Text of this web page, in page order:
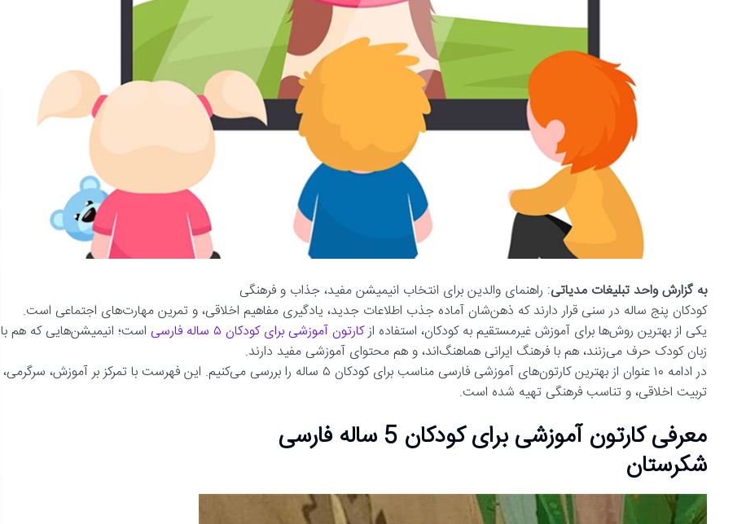
به گزارش واحد تبلیغات مدیاتی: راهنمای والدین برای انتخاب انیمیشن مفید، جذاب و فرهنگی
کودکان پنج ساله در سنی قرار دارند که ذهن‌شان آماده جذب اطلاعات جدید، یادگیری مفاهیم اخلاقی، و تمرین مهارت‌های اجتماعی است.
یکی از بهترین روش‌ها برای آموزش غیرمستقیم به کودکان، استفاده ازکارتون آموزشی برای کودکان ۵ ساله فارسی
است؛ انیمیشن‌هایی که هم با
زبان کودک حرف می‌زنند، هم با فرهنگ ایرانی هماهنگ‌اند، و هم محتوای آموزشی مفید دارند.
در ادامه ۱۰ عنوان از بهترین کارتون‌های آموزشی فارسی مناسب برای کودکان ۵ ساله را بررسی می‌کنیم. این فهرست با تمرکز بر آموزش، سرگرمی،
تربیت اخلاقی، و تناسب فرهنگی تهیه شده است.
معرفی کارتون آموزشی برای کودکان 5 ساله فارسی
شکرستان